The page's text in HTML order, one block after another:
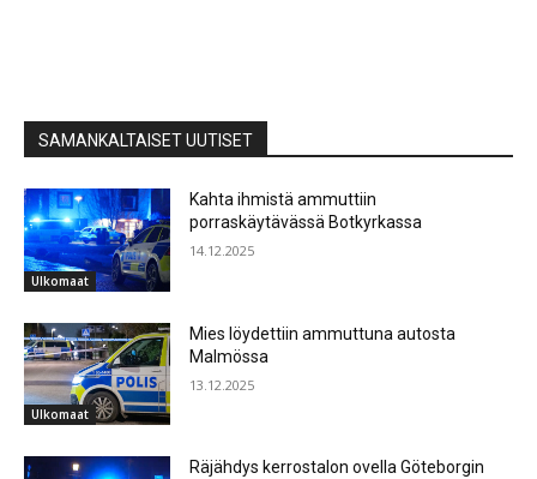
SAMANKALTAISET UUTISET
Ulkomaat
Kahta ihmistä ammuttiin
porraskäytävässä Botkyrkassa
14.12.2025
Ulkomaat
Mies löydettiin ammuttuna autosta
Malmössa
13.12.2025
Räjähdys kerrostalon ovella Göteborgin